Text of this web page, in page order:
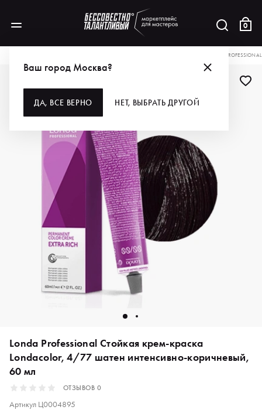
0
Ваш город Москва?
ДА, ВСЕ ВЕРНО НЕТ, ВЫБРАТЬ ДРУГОЙ
LONDA
Londa Professional Стойкая крем-краска
Londacolor, 4/77 шатен интенсивно-коричневый,
60 мл
ОТЗЫВОВ 0
Артикул Ц0004895